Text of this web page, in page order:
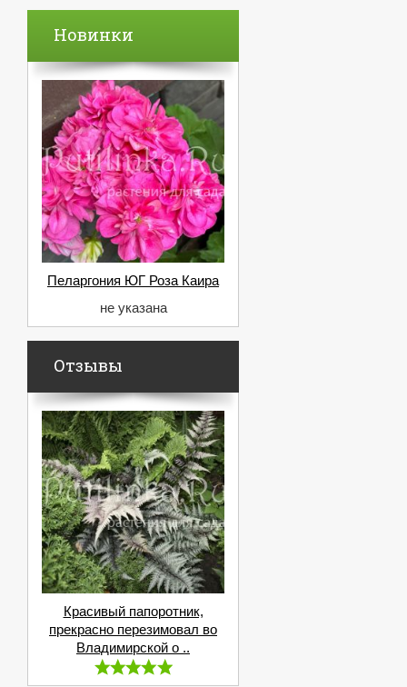
Новинки
Пеларгония ЮГ Роза Каира
не указана
Отзывы
Красивый папоротник,
прекрасно перезимовал во
Владимирской о ..